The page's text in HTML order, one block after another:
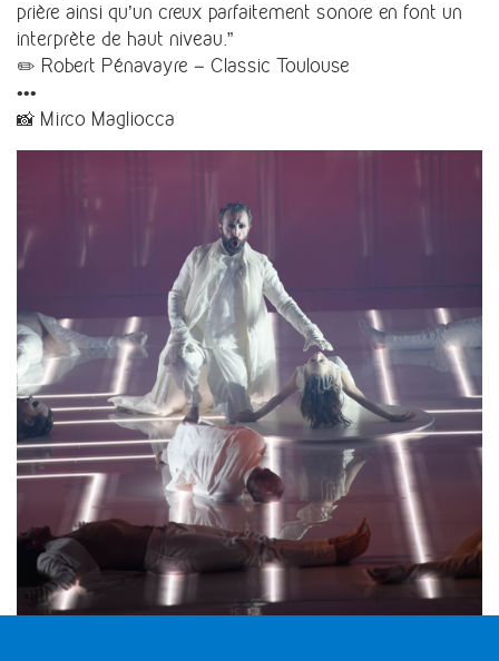
prière ainsi qu’un creux parfaitement sonore en font un
interprète de haut niveau.”
✏️ Robert Pénavayre – Classic Toulouse
•••
📸 Mirco Magliocca